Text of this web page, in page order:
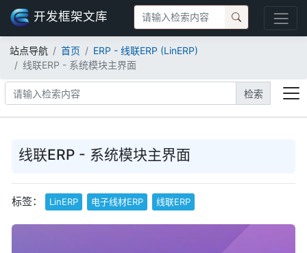
开发框架文库
站点导航 首页
ERP - 线联ERP (LinERP)
线联ERP - 系统模块主界面
检索
线联ERP - 系统模块主界面
标签： LinERP 电子线材ERP 线联ERP